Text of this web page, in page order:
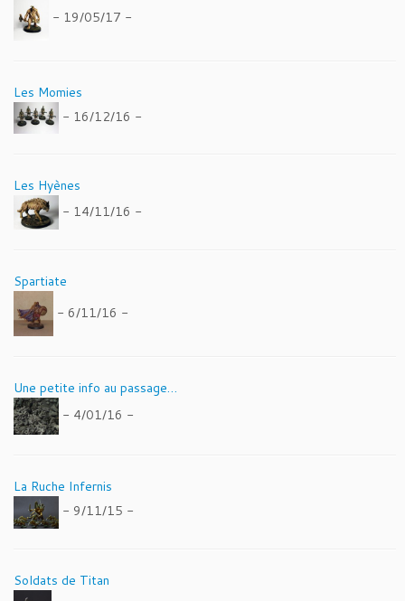
- 19/05/17 -
Les Momies
- 16/12/16 -
Les Hyènes
- 14/11/16 -
Spartiate
- 6/11/16 -
Une petite info au passage…
- 4/01/16 -
La Ruche Infernis
- 9/11/15 -
Soldats de Titan